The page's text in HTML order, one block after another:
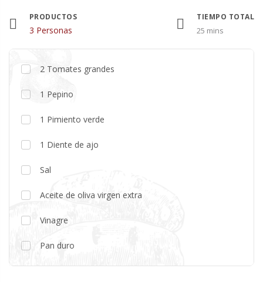
PRODUCTOS
3 Personas
TIEMPO TOTAL
25 mins
2 Tomates grandes
1 Pepino
1 Pimiento verde
1 Diente de ajo
Sal
Aceite de oliva virgen extra
Vinagre
Pan duro